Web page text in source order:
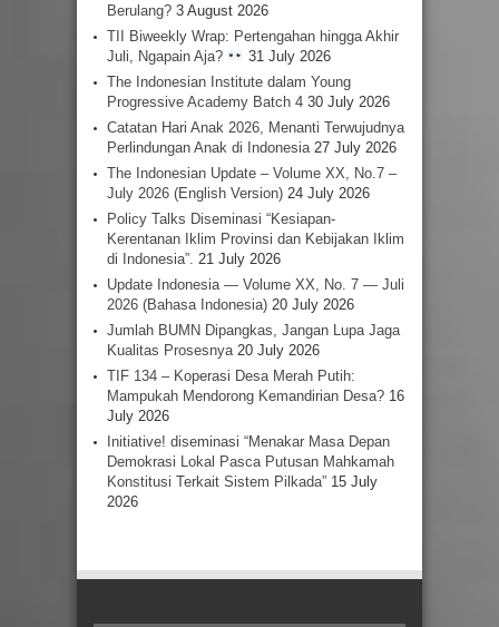
Berulang? 3 August 2026
TII Biweekly Wrap: Pertengahan hingga Akhir
Juli, Ngapain Aja?
31 July 2026
The Indonesian Institute dalam Young
Progressive Academy Batch 4 30 July 2026
Catatan Hari Anak 2026, Menanti Terwujudnya
Perlindungan Anak di Indonesia 27 July 2026
The Indonesian Update – Volume XX, No.7 –
July 2026 (English Version) 24 July 2026
Policy Talks Diseminasi “Kesiapan-
Kerentanan Iklim Provinsi dan Kebijakan Iklim
di Indonesia”. 21 July 2026
Update Indonesia — Volume XX, No. 7 — Juli
2026 (Bahasa Indonesia) 20 July 2026
Jumlah BUMN Dipangkas, Jangan Lupa Jaga
Kualitas Prosesnya 20 July 2026
TIF 134 – Koperasi Desa Merah Putih:
Mampukah Mendorong Kemandirian Desa? 16
July 2026
Initiative! diseminasi “Menakar Masa Depan
Demokrasi Lokal Pasca Putusan Mahkamah
Konstitusi Terkait Sistem Pilkada” 15 July
2026